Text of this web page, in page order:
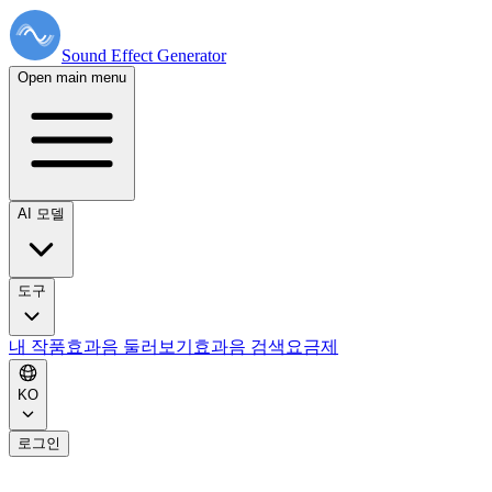
Sound Effect Generator
Open main menu
AI 모델
도구
내 작품효과음 둘러보기 효과음 검색 요금제
KO
로그인